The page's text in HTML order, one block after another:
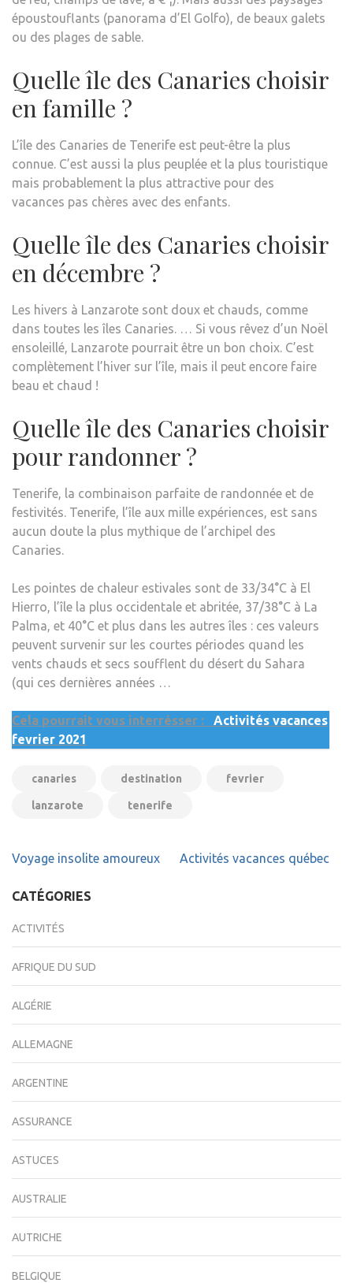
époustouflants (panorama d’El Golfo), de beaux galets
ou des plages de sable.
Quelle île des Canaries choisir
en famille ?
L’île des Canaries de Tenerife est peut-être la plus
connue. C’est aussi la plus peuplée et la plus touristique
mais probablement la plus attractive pour des
vacances pas chères avec des enfants.
Quelle île des Canaries choisir
en décembre ?
Les hivers à Lanzarote sont doux et chauds, comme
dans toutes les îles Canaries. … Si vous rêvez d’un Noël
ensoleillé, Lanzarote pourrait être un bon choix. C’est
complètement l’hiver sur l’île, mais il peut encore faire
beau et chaud !
Quelle île des Canaries choisir
pour randonner ?
Tenerife, la combinaison parfaite de randonnée et de
festivités. Tenerife, l’île aux mille expériences, est sans
aucun doute la plus mythique de l’archipel des
Canaries.
Les pointes de chaleur estivales sont de 33/34°C à El
Hierro, l’île la plus occidentale et abritée, 37/38°C à La
Palma, et 40°C et plus dans les autres îles : ces valeurs
peuvent survenir sur les courtes périodes quand les
vents chauds et secs soufflent du désert du Sahara
(qui ces dernières années …
Cela pourrait vous interrésser :
Activités vacances
fevrier 2021
canaries destination fevrier
lanzarote tenerife
Navigation
l’article
Voyage insolite amoureux Activités vacances québec
CATÉGORIES
ACTIVITÉS
AFRIQUE DU SUD
ALGÉRIE
ALLEMAGNE
ARGENTINE
ASSURANCE
ASTUCES
AUSTRALIE
AUTRICHE
BELGIQUE